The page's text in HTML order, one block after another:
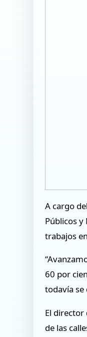
A cargo
Públicos
trabajos
60 por
todavía se
El director
de las